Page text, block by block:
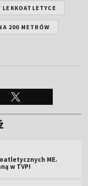
LEKKOATLETYCE
200 METRÓW
ME.
w TVP!